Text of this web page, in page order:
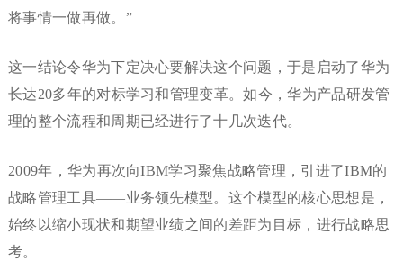
将事情一做再做。”
这一结论令华为下定决心要解决这个问题，于是启动了华为
长达20多年的对标学习和管理变革。如今，华为产品研发管
理的整个流程和周期已经进行了十几次迭代。
2009年，华为再次向IBM学习聚焦战略管理，引进了IBM的
战略管理工具——业务领先模型。这个模型的核心思想是，
始终以缩小现状和期望业绩之间的差距为目标，进行战略思
考。